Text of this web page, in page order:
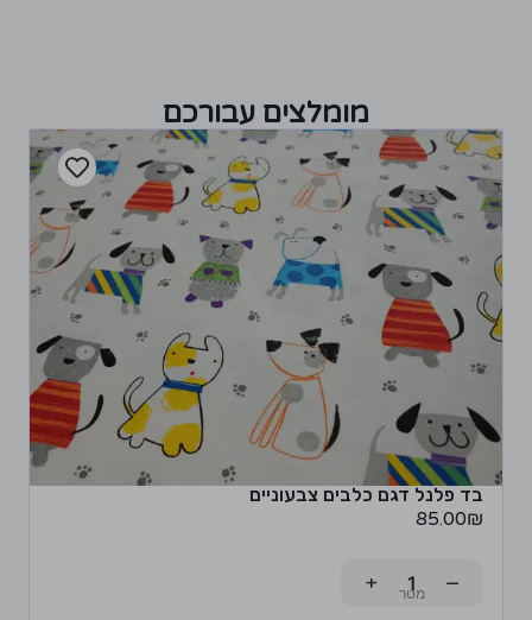
מומלצים עבורכם
בד פלנל דגם כלבים צבעוניים
85.00₪
−
+